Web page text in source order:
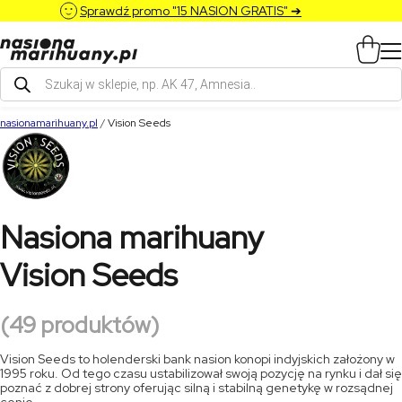
Sprawdź promo "15 NASION GRATIS" ➔
Wyszukiwarka
produktów
nasionamarihuany.pl /Vision Seeds
Nasiona marihuany
Vision Seeds
(49 produktów)
Vision Seeds to holenderski bank nasion konopi indyjskich założony w
1995 roku. Od tego czasu ustabilizował swoją pozycję na rynku i dał się
poznać z dobrej strony oferując silną i stabilną genetykę w rozsądnej